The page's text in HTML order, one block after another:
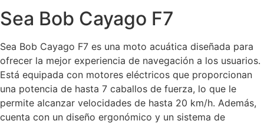
Sea Bob Cayago F7
Sea Bob Cayago F7 es una moto acuática diseñada para
ofrecer la mejor experiencia de navegación a los usuarios.
Está equipada con motores eléctricos que proporcionan
una potencia de hasta 7 caballos de fuerza, lo que le
permite alcanzar velocidades de hasta 20 km/h. Además,
cuenta con un diseño ergonómico y un sistema de